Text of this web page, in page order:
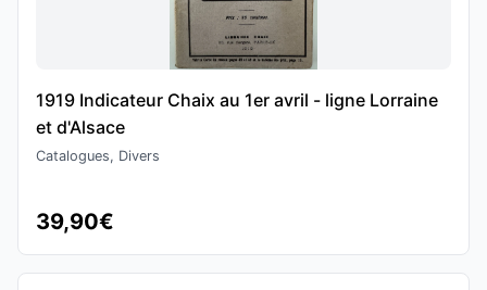
1919 Indicateur Chaix au 1er avril - ligne Lorraine
et d'Alsace
Catalogues, Divers
39,90€